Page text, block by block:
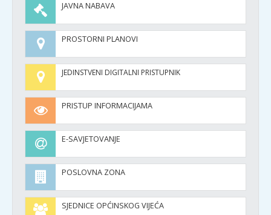
JAVNA NABAVA
PROSTORNI PLANOVI
JEDINSTVENI DIGITALNI PRISTUPNIK
PRISTUP INFORMACIJAMA
E-SAVJETOVANJE
POSLOVNA ZONA
SJEDNICE OPĆINSKOG VIJEĆA